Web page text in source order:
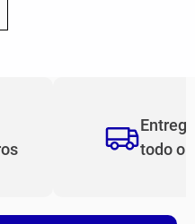
avaliação.